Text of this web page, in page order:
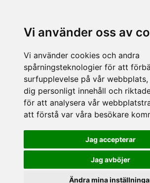
Vi använder oss av
Vi använder cookies och andra
spårningsteknologier för att
surfupplevelse på vår
dig personligt innehåll och
för att analysera vår
att förstå var våra besökare
Jag accepterar
Jag avböjer
Ändra mina